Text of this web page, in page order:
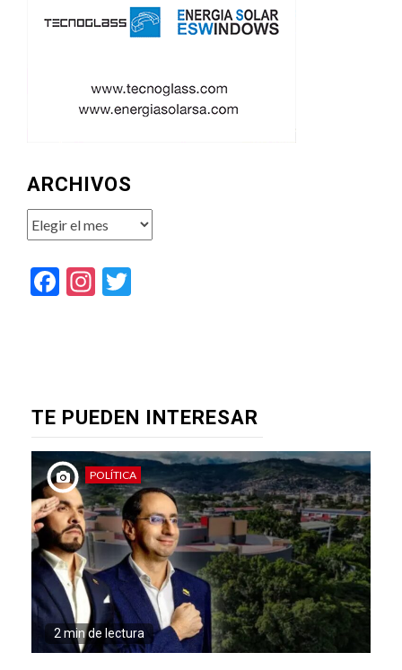
ARCHIVOS
Archivos
Facebook
Instagram
TE PUEDEN INTERESAR
POLÍTICA
2 min de lectura